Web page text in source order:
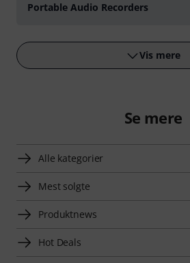
Portable Audio Recorders
Vis mere
Se mere
Alle kategorier
Mest solgte
Produktnews
Hot Deals